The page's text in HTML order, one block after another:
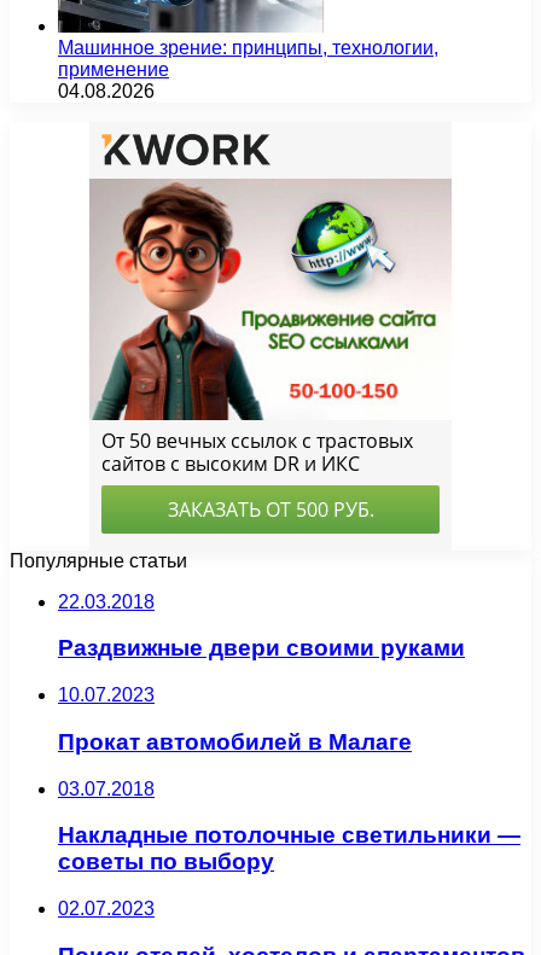
Машинное зрение: принципы, технологии,
применение
04.08.2026
Популярные статьи
22.03.2018
Раздвижные двери своими руками
10.07.2023
Прокат автомобилей в Малаге
03.07.2018
Накладные потолочные светильники —
советы по выбору
02.07.2023